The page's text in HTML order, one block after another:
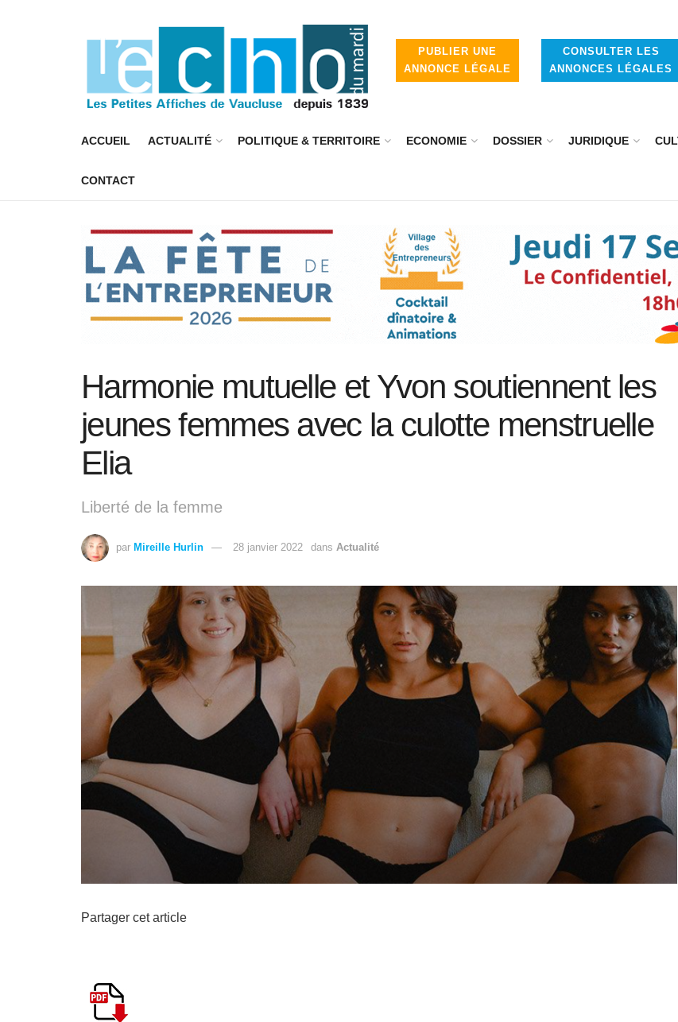
PUBLIER UNE
ANNONCE LÉGALE
CONSULTER LES
ANNONCES LÉGALES
ACCUEIL ACTUALITÉ POLITIQUE & TERRITOIRE ECONOMIE DOSSIER JURIDIQUE
CONTACT
Harmonie mutuelle et Yvon soutiennent les
jeunes femmes avec la culotte menstruelle
Elia
Liberté de la femme
par Mireille Hurlin 28 janvier 2022 dans Actualité
Partager cet article